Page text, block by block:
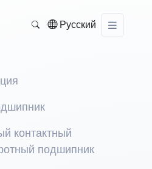
Русский
контактный
подшипник